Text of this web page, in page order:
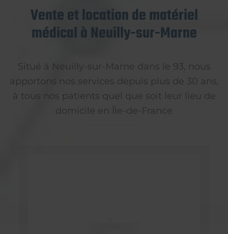
Vente et location de matériel
médical à Neuilly-sur-Marne
Situé à Neuilly-sur-Marne dans le 93, nous
apportons nos services depuis plus de 30 ans,
à tous nos patients quel que soit leur lieu de
domicile en Île-de-France